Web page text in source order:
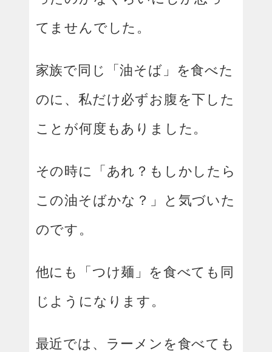
てませんでした。
家族で同じ「油そば」を食べた
のに、私だけ必ずお腹を下した
ことが何度もありました。
その時に「あれ？もしかしたら
この油そばかな？」と気づいた
のです。
他にも「つけ麺」を食べても同
じようになります。
最近では、ラーメンを食べても